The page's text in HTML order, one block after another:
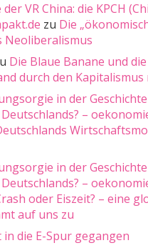
VR China: die KPCH
zu Die
Neoliberalismus
Die Blaue Banane und die
durch den Kapitalismus
in der
–
in der
–
oder Eiszeit? – eine
auf uns zu
in die E-Spur gegangen